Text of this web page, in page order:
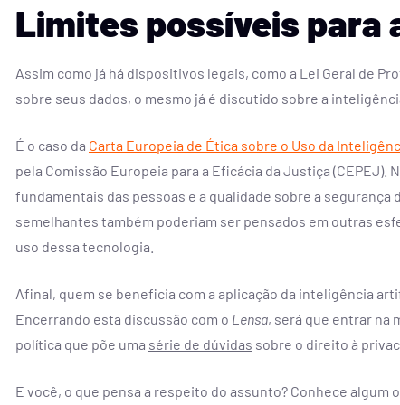
Limites possíveis
Assim como já há dispositivos legais, como a Lei Geral de
sobre seus dados, o mesmo já é discutido sobre a
É o caso da Carta Europeia de Ética sobre o Uso da
pela Comissão Europeia para a Eficácia da Justiça
fundamentais das pessoas e a qualidade sobre a
semelhantes também poderiam ser pensados em outras
uso dessa tecnologia.
Afinal, quem se beneficia com a aplicação da inteligência
Encerrando esta discussão com o Lensa, será que entrar na
política que põe uma série de dúvidas sobre o direito à
E você, o que pensa a respeito do assunto? Conhece